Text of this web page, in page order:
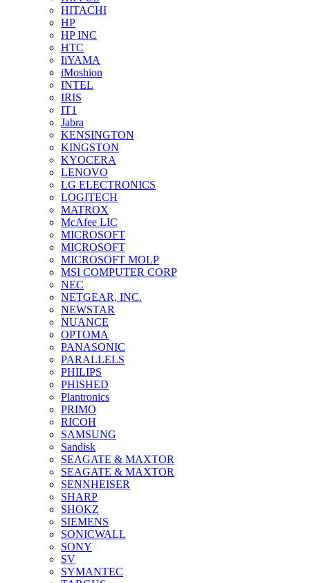
HITACHI
HP
HP INC
HTC
IiYAMA
iMoshion
INTEL
IRIS
IT1
Jabra
KENSINGTON
KINGSTON
KYOCERA
LENOVO
LG ELECTRONICS
LOGITECH
MATROX
McAfee LIC
MICROSOFT
MICROSOFT
MICROSOFT MOLP
MSI COMPUTER CORP
NEC
NETGEAR, INC.
NEWSTAR
NUANCE
OPTOMA
PANASONIC
PARALLELS
PHILIPS
PHISHED
Plantronics
PRIMO
RICOH
SAMSUNG
Sandisk
SEAGATE & MAXTOR
SEAGATE & MAXTOR
SENNHEISER
SHARP
SHOKZ
SIEMENS
SONICWALL
SONY
SV
SYMANTEC